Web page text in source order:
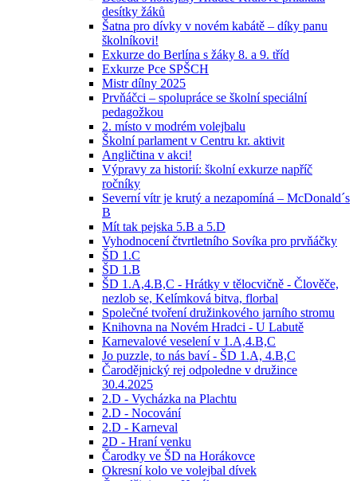
desítky žáků
Šatna pro dívky v novém kabátě – díky panu
školníkovi!
Exkurze do Berlína s žáky 8. a 9. tříd
Exkurze Pce SPŠCH
Mistr dílny 2025
Prvňáčci – spolupráce se školní speciální
pedagožkou
2. místo v modrém volejbalu
Školní parlament v Centru kr. aktivit
Angličtina v akci!
Výpravy za historií: školní exkurze napříč
ročníky
Severní vítr je krutý a nezapomíná – McDonald´s
B
Mít tak pejska 5.B a 5.D
Vyhodnocení čtvrtletního Sovíka pro prvňáčky
ŠD 1.C
ŠD 1.B
ŠD 1.A,4.B,C - Hrátky v tělocvičně - Člověče,
nezlob se, Kelímková bitva, florbal
Společné tvoření družinkového jarního stromu
Knihovna na Novém Hradci - U Labutě
Karnevalové veselení v 1.A,4.B,C
Jo puzzle, to nás baví - ŠD 1.A, 4.B,C
Čarodějnický rej odpoledne v družince
30.4.2025
2.D - Vycházka na Plachtu
2.D - Nocování
2.D - Karneval
2D - Hraní venku
Čarodky ve ŠD na Horákovce
Okresní kolo ve volejbal dívek